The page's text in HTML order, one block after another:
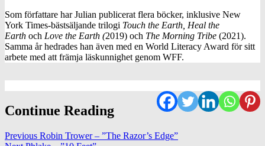
Som författare har Julian publicerat flera böcker, inklusive New
York Times-bästsäljande trilogi Touch the Earth, Heal the
Earth och Love the Earth (2019) och The Morning Tribe (2021).
Samma år hedrades han även med en World Literacy Award för sitt
arbete med att främja läskunnighet genom WFF.
Continue Reading
Previous Robin Trower – ”The Razor’s Edge”